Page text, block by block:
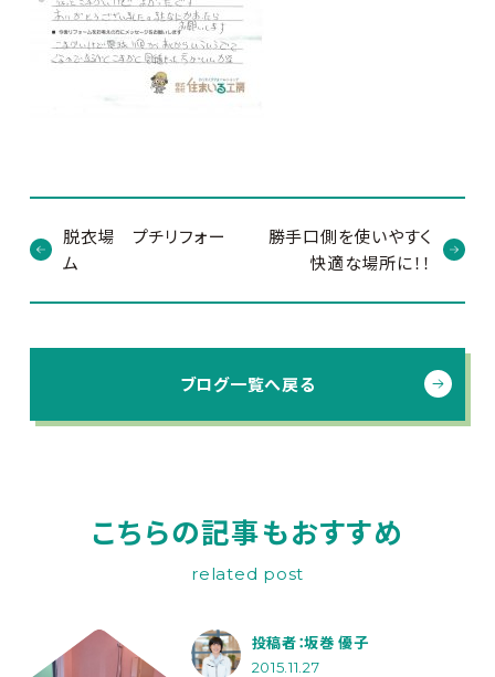
脱衣場 プチリフォー
ム
勝手口側を使いやすく
快適な場所に！！
ブログ一覧へ戻る
こちらの記事もおすすめ
related post
投稿者：坂巻 優子
2015.11.27